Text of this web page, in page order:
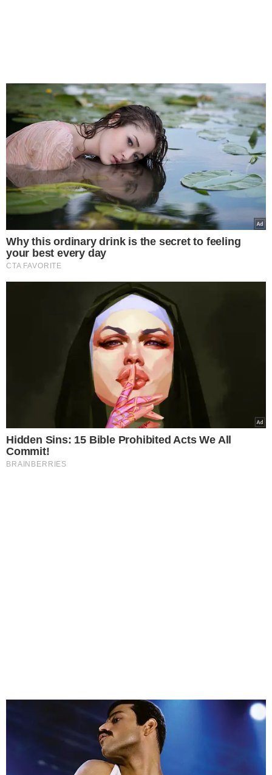
Why this ordinary drink is the secret to feeling
your best every day
CTA FAVORITE
Hidden Sins: 15 Bible Prohibited Acts We All
Commit!
BRAINBERRIES